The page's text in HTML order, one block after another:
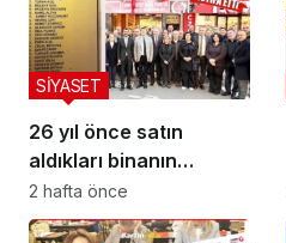
26 yıl önce satın
aldıkları binanın
önünde buruk veda
SİYASET
2 hafta önce